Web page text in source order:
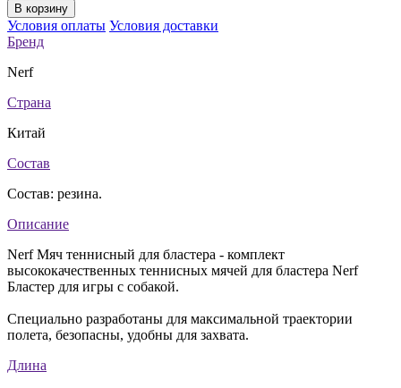
В корзину
Условия оплаты Условия доставки
Бренд
Nerf
Страна
Китай
Состав
Состав: резина.
Описание
Nerf Мяч теннисный для бластера - комплект
высококачественных теннисных мячей для бластера Nerf
Бластер для игры с собакой.
Специально разработаны для максимальной траектории
полета, безопасны, удобны для захвата.
Длина